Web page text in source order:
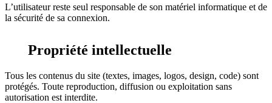
L’utilisateur reste seul responsable de son matériel informatique et de
la sécurité de sa connexion.
Propriété intellectuelle
Tous les contenus du site (textes, images, logos, design, code) sont
protégés. Toute reproduction, diffusion ou exploitation sans
autorisation est interdite.